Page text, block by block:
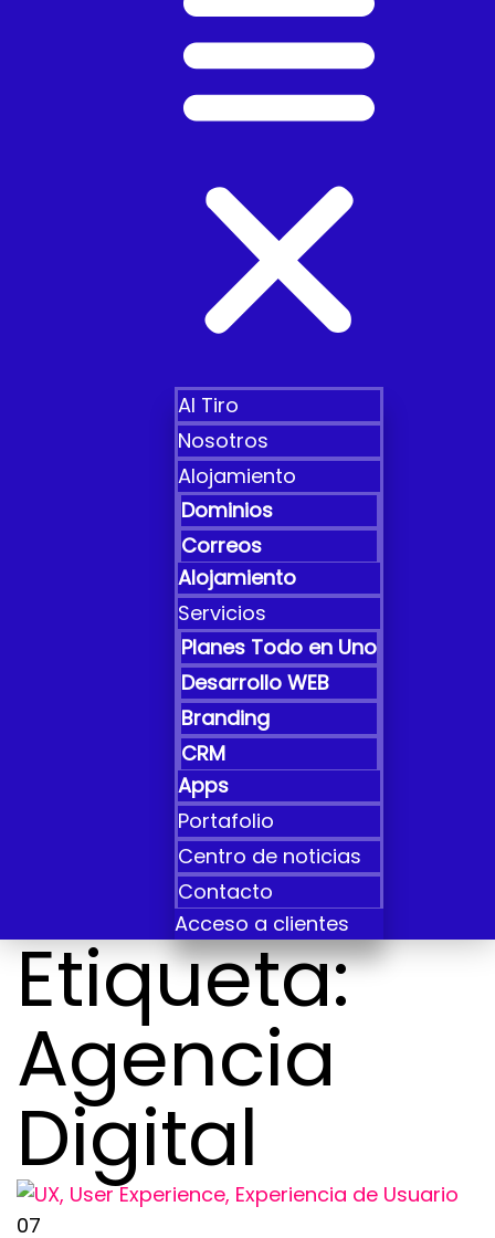
Al Tiro
Nosotros
Alojamiento
Dominios
Correos
Alojamiento
Servicios
Planes Todo en Uno
Desarrollo WEB
Branding
CRM
Apps
Portafolio
Centro de noticias
Contacto
Acceso a clientes
Etiqueta:
Agencia
Digital
07